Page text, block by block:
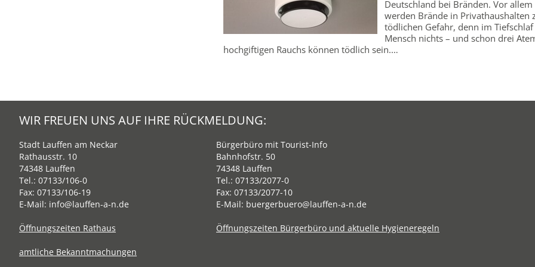
Deutschland bei Bränden. Vor allem
werden Brände in Privathaushalten
tödlichen Gefahr, denn im
Mensch nichts – und schon drei
hochgiftigen Rauchs können tödlich sein.…
WIR FREUEN UNS AUF IHRE RÜCKMELDUNG:
Stadt Lauffen am Neckar
Rathausstr. 10
74348 Lauffen
Tel.: 07133/106-0
Fax: 07133/106-19
E-Mail: info@lauffen-a-n.de
Öffnungszeiten Rathaus
amtliche Bekanntmachungen
Bürgerbüro mit Tourist-Info
Bahnhofstr. 50
74348 Lauffen
Tel.: 07133/2077-0
Fax: 07133/2077-10
E-Mail: buergerbuero@lauffen-a-n.de
Öffnungszeiten Bürgerbüro und aktuelle Hygieneregeln